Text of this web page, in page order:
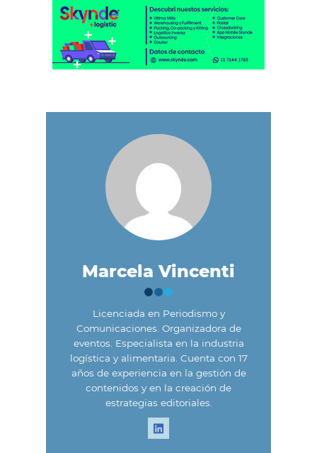
Marcela Vincenti
Licenciada en Periodismo y
Comunicaciones. Organizadora de
eventos. Especialista en la industria
logística y alimentaria. Cuenta con 17
años de experiencia en la gestión de
contenidos y en la creación de
estrategias editoriales.